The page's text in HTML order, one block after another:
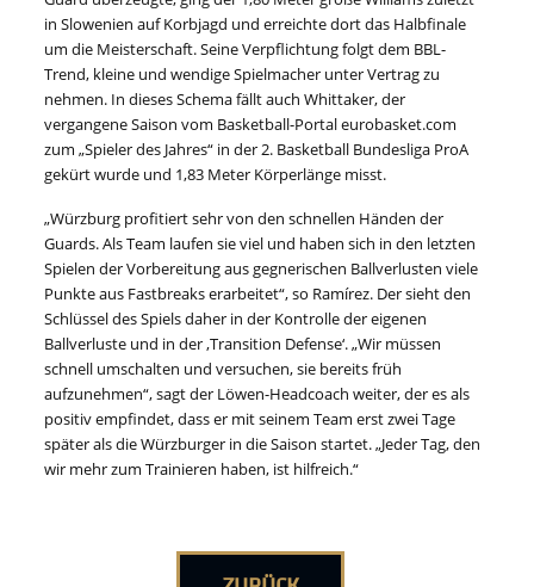
in Slowenien auf Korbjagd und erreichte dort das Halbfinale
um die Meisterschaft. Seine Verpflichtung folgt dem BBL-
Trend, kleine und wendige Spielmacher unter Vertrag zu
nehmen. In dieses Schema fällt auch Whittaker, der
vergangene Saison vom Basketball-Portal eurobasket.com
zum „Spieler des Jahres“ in der 2. Basketball Bundesliga ProA
gekürt wurde und 1,83 Meter Körperlänge misst.
„Würzburg profitiert sehr von den schnellen Händen der
Guards. Als Team laufen sie viel und haben sich in den letzten
Spielen der Vorbereitung aus gegnerischen Ballverlusten viele
Punkte aus Fastbreaks erarbeitet“, so Ramírez. Der sieht den
Schlüssel des Spiels daher in der Kontrolle der eigenen
Ballverluste und in der ,Transition Defense‘. „Wir müssen
schnell umschalten und versuchen, sie bereits früh
aufzunehmen“, sagt der Löwen-Headcoach weiter, der es als
positiv empfindet, dass er mit seinem Team erst zwei Tage
später als die Würzburger in die Saison startet. „Jeder Tag, den
wir mehr zum Trainieren haben, ist hilfreich.“